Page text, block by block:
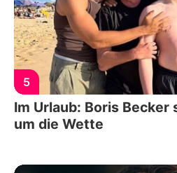
5
Im Urlaub: Boris
um die Wette